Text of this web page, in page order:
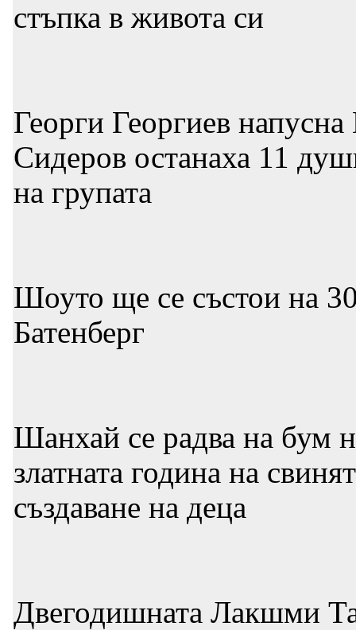
стъпка в живота си
Георги Георгиев
Сидеров останаха 11
на групата
Шоуто ще се състои на
Батенберг
Шанхай се радва на бум
златната година на
създаване на деца
Двегодишната Лакшми